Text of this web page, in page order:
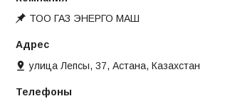
ТОО ГАЗ ЭНЕРГО МАШ
улица Лепсы, 37, Астана, Казахстан